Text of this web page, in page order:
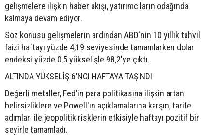
gelişmelere ilişkin haber akışı, yatırımcıların odağında
kalmaya devam ediyor.
Söz konusu gelişmelerin ardından ABD'nin 10 yıllık tahvil
faizi haftayı yüzde 4,19 seviyesinde tamamlarken dolar
endeksi yüzde 0,5 yükselişle 98,2'ye çıktı.
ALTINDA YÜKSELİŞ 6'NCI HAFTAYA TAŞINDI
Değerli metaller, Fed'in para politikasına ilişkin artan
belirsizliklere ve Powell'ın açıklamalarına karşın, tarife
adımları ile jeopolitik risklerin etkisiyle haftayı pozitif bir
seyirle tamamladı.